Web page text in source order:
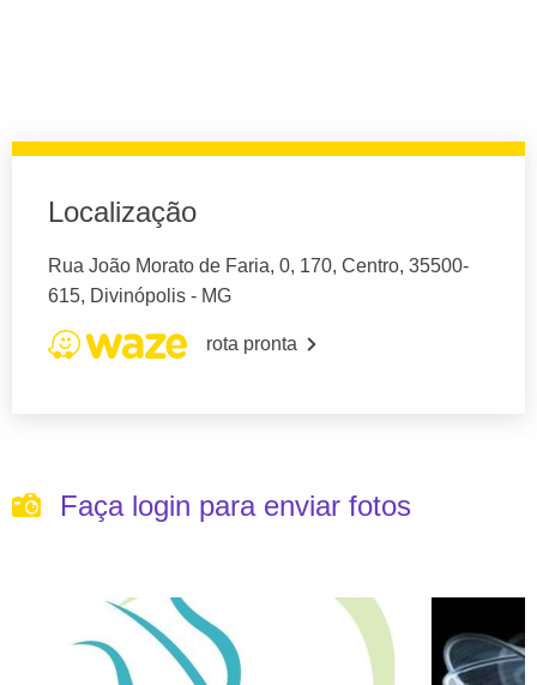
Localização
Rua João Morato de Faria, 0, 170, Centro, 35500-
615, Divinópolis - MG
rota pronta
Faça login para enviar fotos